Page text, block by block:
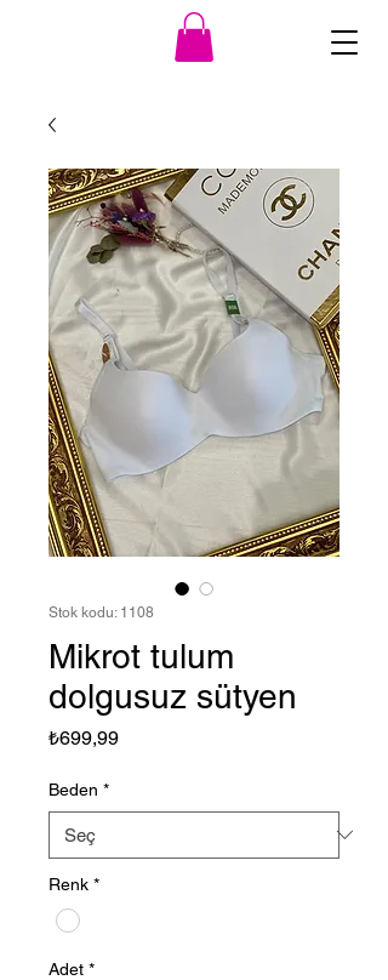
Stok kodu: 1108
Mikrot tulum
dolgusuz sütyen
₺699,99Fiyat
Beden *
Renk *
Adet *